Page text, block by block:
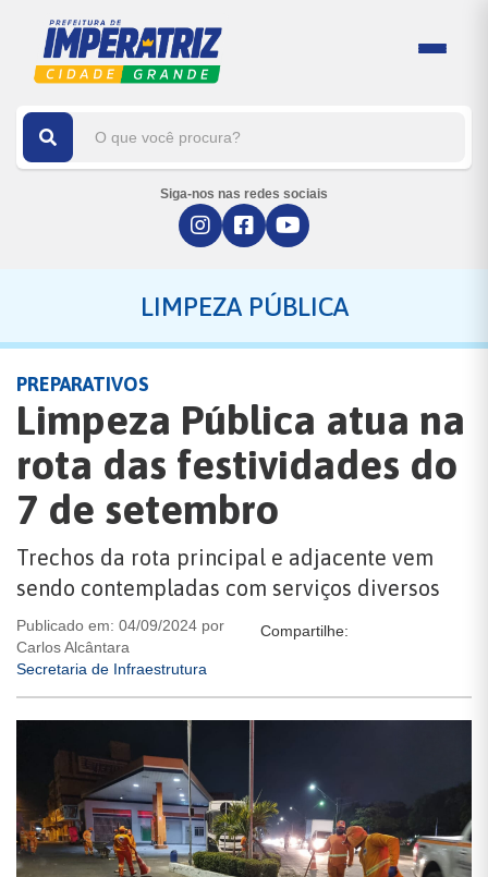
Siga-nos nas redes sociais
LIMPEZA PÚBLICA
PREPARATIVOS
Limpeza Pública atua na
rota das festividades do
7 de setembro
Trechos da rota principal e adjacente vem
sendo contempladas com serviços diversos
Publicado em: 04/09/2024 por
Carlos Alcântara
Secretaria de Infraestrutura
Compartilhe: